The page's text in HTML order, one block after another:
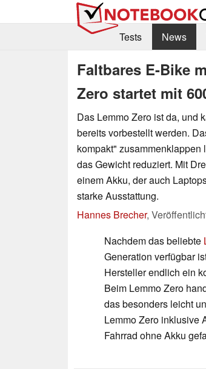
Tests
News
Faltbares E-Bike
Zero startet mit
Das Lemmo Zero ist da, und
bereits vorbestellt werden.
kompakt"
das Gewicht reduziert. Mit
einem Akku, der auch
starke Ausstattung.
Hannes Brecher,
Nachdem das beliebte
Generation verfügbar
Hersteller endlich ein
Beim Lemmo Zero
das besonders leicht
Lemmo Zero inklusive
Fahrrad ohne Akku